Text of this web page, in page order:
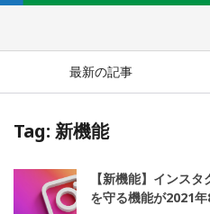
最新の記事
Tag: 新機能
【新機能】インス
を守る機能が2021